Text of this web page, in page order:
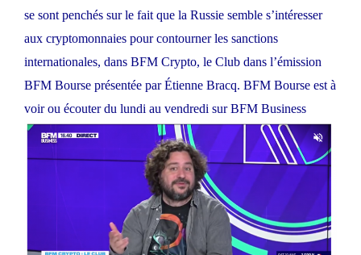
se sont penchés sur le fait que la Russie semble s’intéresser
aux cryptomonnaies pour contourner les sanctions
internationales, dans BFM Crypto, le Club dans l’émission
BFM Bourse présentée par Étienne Bracq. BFM Bourse est à
voir ou écouter du lundi au vendredi sur BFM Business